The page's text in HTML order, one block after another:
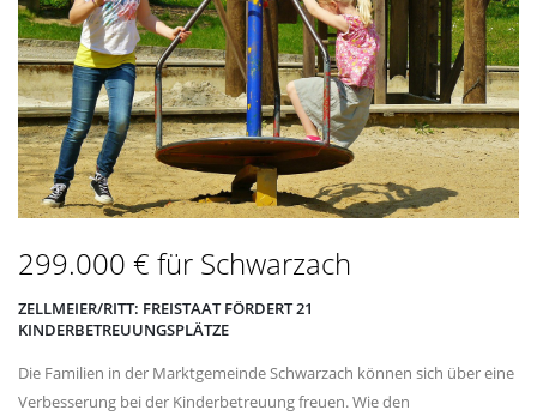
299.000 € für Schwarzach
ZELLMEIER/RITT: FREISTAAT FÖRDERT 21
KINDERBETREUUNGSPLÄTZE
Die Familien in der Marktgemeinde Schwarzach können sich über eine
Verbesserung bei der Kinderbetreuung freuen. Wie den